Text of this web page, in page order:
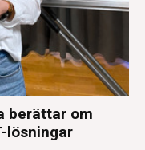
berättar om
lösningar